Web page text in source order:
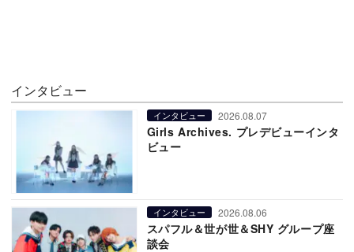
インタビュー
インタビュー 2026.08.07
Girls Archives. プレデビューインタ
ビュー
インタビュー 2026.08.06
スパフル＆世が世＆SHY グループ座
談会